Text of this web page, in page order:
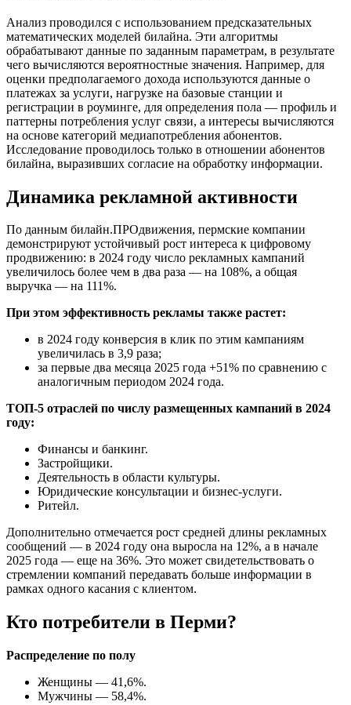
Анализ проводился с использованием предсказательных
математических моделей билайна. Эти алгоритмы
обрабатывают данные по заданным параметрам, в результате
чего вычисляются вероятностные значения. Например, для
оценки предполагаемого дохода используются данные о
платежах за услуги, нагрузке на базовые станции и
регистрации в роуминге, для определения пола — профиль и
паттерны потребления услуг связи, а интересы вычисляются
на основе категорий медиапотребления абонентов.
Исследование проводилось только в отношении абонентов
билайна, выразивших согласие на обработку информации.
Динамика рекламной активности
По данным билайн.ПРОдвижения, пермские компании
демонстрируют устойчивый рост интереса к цифровому
продвижению: в 2024 году число рекламных кампаний
увеличилось более чем в два раза — на 108%, а общая
выручка — на 111%.
При этом эффективность рекламы также растет:
в 2024 году конверсия в клик по этим кампаниям
увеличилась в 3,9 раза;
за первые два месяца 2025 года +51% по сравнению с
аналогичным периодом 2024 года.
ТОП-5 отраслей по числу размещенных кампаний в 2024
году:
Финансы и банкинг.
Застройщики.
Деятельность в области культуры.
Юридические консультации и бизнес-услуги.
Ритейл.
Дополнительно отмечается рост средней длины рекламных
сообщений — в 2024 году она выросла на 12%, а в начале
2025 года — еще на 36%. Это может свидетельствовать о
стремлении компаний передавать больше информации в
рамках одного касания с клиентом.
Кто потребители в Перми?
Распределение по полу
Женщины — 41,6%.
Мужчины — 58,4%.